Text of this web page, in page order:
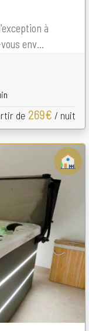
à
env...
de 269€ / nuit